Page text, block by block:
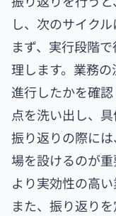
し、次のサイクル
まず、実行段階
理します。業務
進行したかを確
点を洗い出し、具
振り返りの際に
場を設けるのが重
より実効性の高い
また、振り返り